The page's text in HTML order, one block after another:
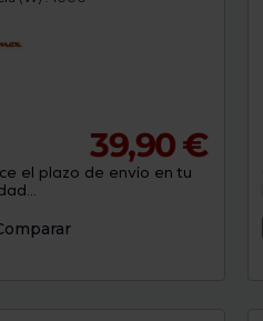
39,90 €
el plazo de envío en tu